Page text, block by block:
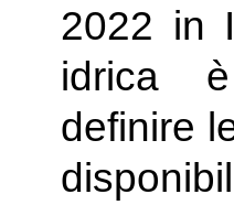
2022 in
idrica è
definire